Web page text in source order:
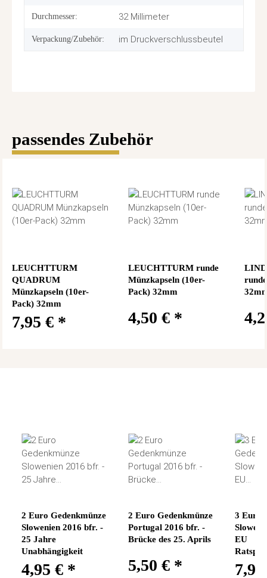
Durchmesser: 32 Millimeter
Verpackung/Zubehör: im Druckverschlussbeutel
passendes Zubehör
LEUCHTTURM
QUADRUM
Münzkapseln (10er-
Pack) 32mm
7,95 € *
LEUCHTTURM runde
Münzkapseln (10er-
Pack) 32mm
4,50 € *
2 Euro Gedenkmünze
Slowenien 2016 bfr. -
25 Jahre
Unabhängigkeit
4,95 € *
2 Euro Gedenkmünze
Portugal 2016 bfr. -
Brücke des 25. Aprils
5,50 € *
3 Euro
EU